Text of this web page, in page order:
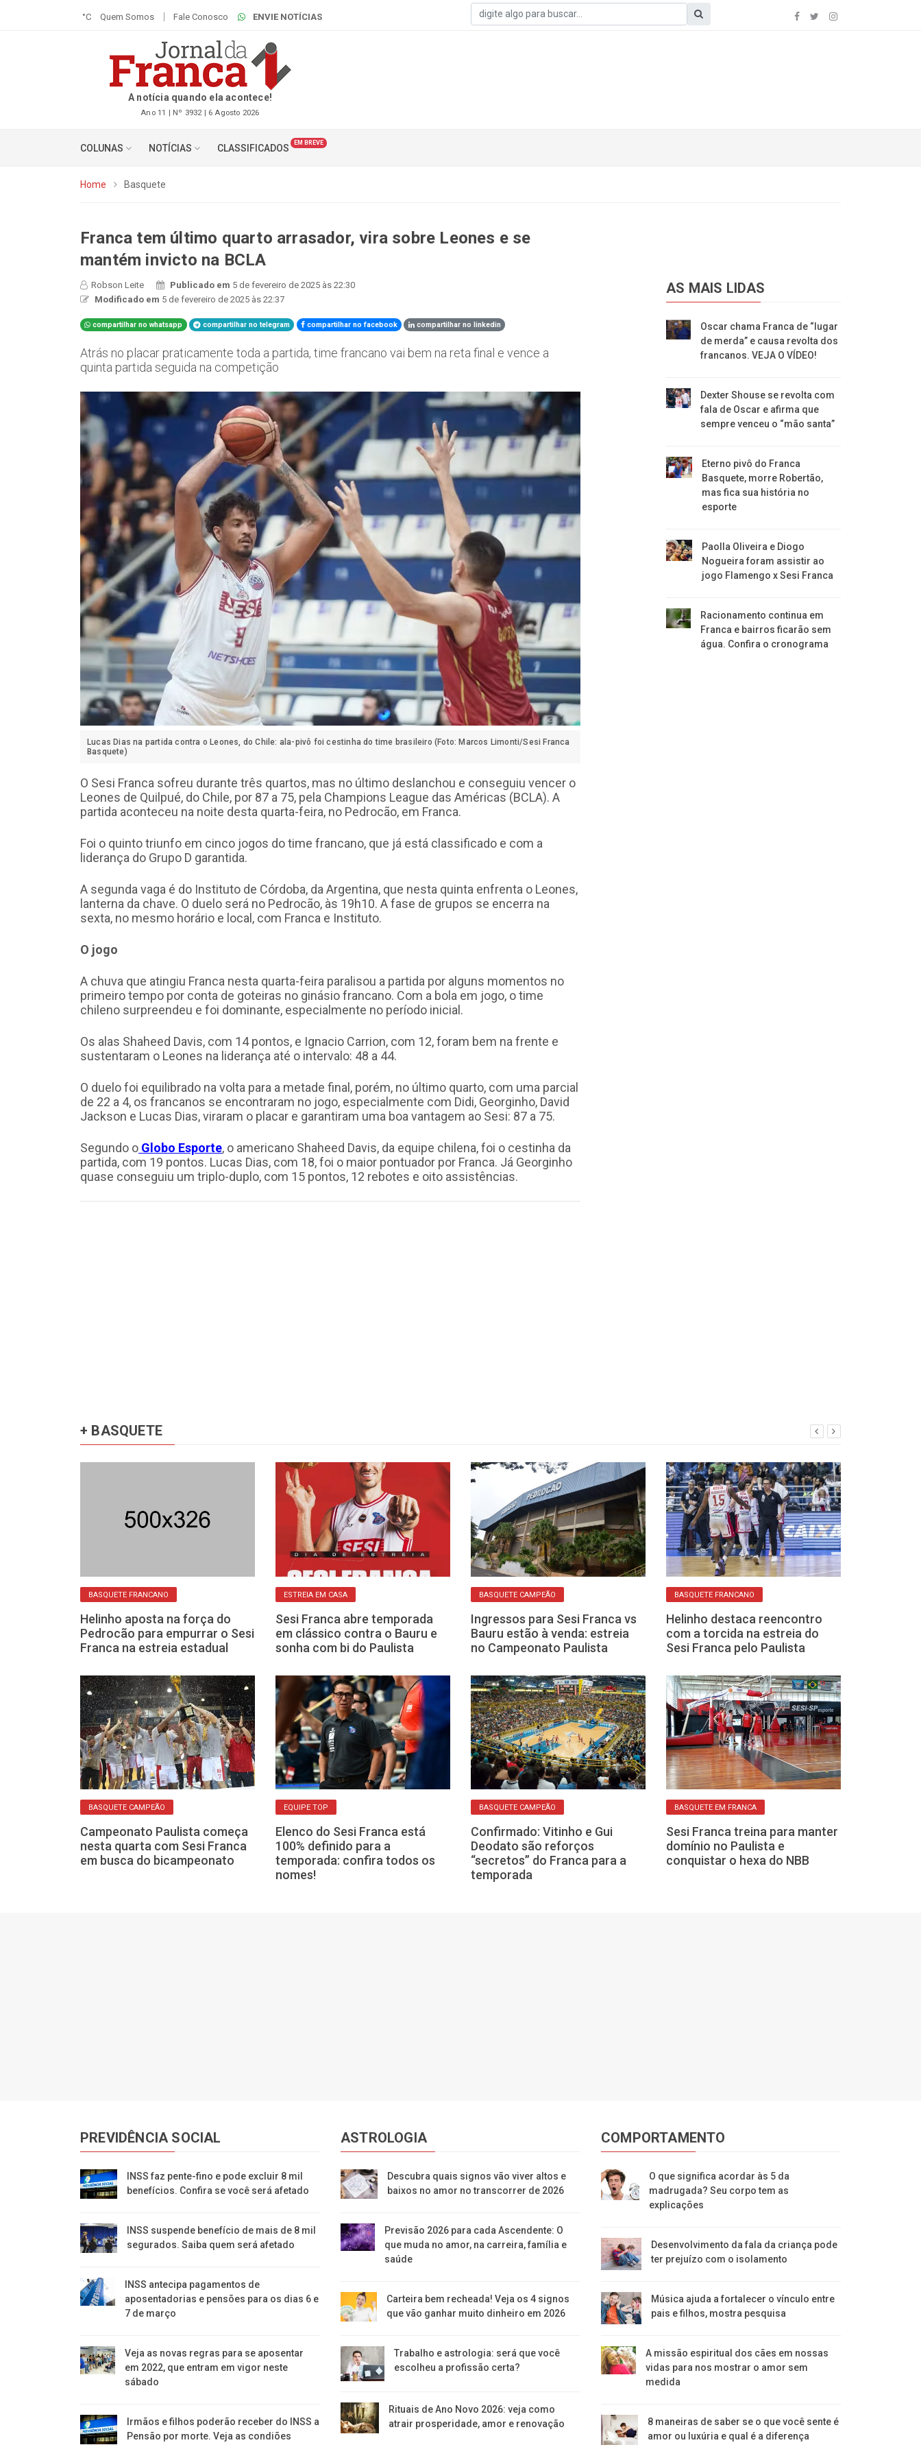
°C Quem Somos Fale Conosco ENVIE NOTÍCIAS
A notícia quando ela acontece!
Ano 11 | Nº 3932 | 6 Agosto 2026
COLUNAS NOTÍCIAS CLASSIFICADOS EM BREVE
Home Basquete
Franca tem último quarto arrasador, vira sobre Leones e se
mantém invicto na BCLA
Robson Leite Publicado em 5 de fevereiro de 2025 às 22:30
Modificado em 5 de fevereiro de 2025 às 22:37
compartilhar no whatsapp compartilhar no telegram compartilhar no facebook compartilhar no linkedin
Atrás no placar praticamente toda a partida, time francano vai bem na reta final e vence a
quinta partida seguida na competição
Lucas Dias na partida contra o Leones, do Chile: ala-pivô foi cestinha do time brasileiro (Foto: Marcos Limonti/Sesi Franca
Basquete)
O Sesi Franca sofreu durante três quartos, mas no último deslanchou e conseguiu vencer o
Leones de Quilpué, do Chile, por 87 a 75, pela Champions League das Américas (BCLA). A
partida aconteceu na noite desta quarta-feira, no Pedrocão, em Franca.
Foi o quinto triunfo em cinco jogos do time francano, que já está classificado e com a
liderança do Grupo D garantida.
A segunda vaga é do Instituto de Córdoba, da Argentina, que nesta quinta enfrenta o Leones,
lanterna da chave. O duelo será no Pedrocão, às 19h10. A fase de grupos se encerra na
sexta, no mesmo horário e local, com Franca e Instituto.
O jogo
A chuva que atingiu Franca nesta quarta-feira paralisou a partida por alguns momentos no
primeiro tempo por conta de goteiras no ginásio francano. Com a bola em jogo, o time
chileno surpreendeu e foi dominante, especialmente no período inicial.
Os alas Shaheed Davis, com 14 pontos, e Ignacio Carrion, com 12, foram bem na frente e
sustentaram o Leones na liderança até o intervalo: 48 a 44.
O duelo foi equilibrado na volta para a metade final, porém, no último quarto, com uma parcial
de 22 a 4, os francanos se encontraram no jogo, especialmente com Didi, Georginho, David
Jackson e Lucas Dias, viraram o placar e garantiram uma boa vantagem ao Sesi: 87 a 75.
Segundo o Globo Esporte, o americano Shaheed Davis, da equipe chilena, foi o cestinha da
partida, com 19 pontos. Lucas Dias, com 18, foi o maior pontuador por Franca. Já Georginho
quase conseguiu um triplo-duplo, com 15 pontos, 12 rebotes e oito assistências.
AS MAIS LIDAS
Oscar chama Franca de “lugar
de merda” e causa revolta dos
francanos. VEJA O VÍDEO!
Dexter Shouse se revolta com
fala de Oscar e afirma que
sempre venceu o “mão santa”
Eterno pivô do Franca
Basquete, morre Robertão,
mas fica sua história no
esporte
Paolla Oliveira e Diogo
Nogueira foram assistir ao
jogo Flamengo x Sesi Franca
Racionamento continua em
Franca e bairros ficarão sem
água. Confira o cronograma
+ BASQUETE
BASQUETE FRANCANO
Helinho aposta na força do
Pedrocão para empurrar o Sesi
Franca na estreia estadual
ESTREIA EM CASA
Sesi Franca abre temporada
em clássico contra o Bauru e
sonha com bi do Paulista
BASQUETE CAMPEÃO
Ingressos para Sesi Franca vs
Bauru estão à venda: estreia
no Campeonato Paulista
BASQUETE FRANCANO
Helinho destaca reencontro
com a torcida na estreia do
Sesi Franca pelo Paulista
BASQUETE CAMPEÃO
Campeonato Paulista começa
nesta quarta com Sesi Franca
em busca do bicampeonato
EQUIPE TOP
Elenco do Sesi Franca está
100% definido para a
temporada: confira todos os
nomes!
BASQUETE CAMPEÃO
Confirmado: Vitinho e Gui
Deodato são reforços
“secretos” do Franca para a
temporada
BASQUETE EM FRANCA
Sesi Franca treina para manter
domínio no Paulista e
conquistar o hexa do NBB
PREVIDÊNCIA SOCIAL
INSS faz pente-fino e pode excluir 8 mil
benefícios. Confira se você será afetado
INSS suspende benefício de mais de 8 mil
segurados. Saiba quem será afetado
INSS antecipa pagamentos de
aposentadorias e pensões para os dias 6 e
7 de março
Veja as novas regras para se aposentar
em 2022, que entram em vigor neste
sábado
Irmãos e filhos poderão receber do INSS a
Pensão por morte. Veja as condiões
ASTROLOGIA
Descubra quais signos vão viver altos e
baixos no amor no transcorrer de 2026
Previsão 2026 para cada Ascendente: O
que muda no amor, na carreira, família e
saúde
Carteira bem recheada! Veja os 4 signos
que vão ganhar muito dinheiro em 2026
Trabalho e astrologia: será que você
escolheu a profissão certa?
Rituais de Ano Novo 2026: veja como
atrair prosperidade, amor e renovação
COMPORTAMENTO
O que significa acordar às 5 da
madrugada? Seu corpo tem as
explicações
Desenvolvimento da fala da criança pode
ter prejuízo com o isolamento
Música ajuda a fortalecer o vínculo entre
pais e filhos, mostra pesquisa
A missão espiritual dos cães em nossas
vidas para nos mostrar o amor sem
medida
8 maneiras de saber se o que você sente é
amor ou luxúria e qual é a diferença